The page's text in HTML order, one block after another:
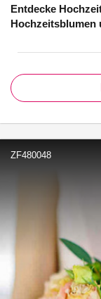
Entdecke
Hochzeitsblumen
ZF480048